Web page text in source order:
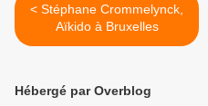
< Stéphane Crommelynck,
Aïkido à Bruxelles
Hébergé par Overblog